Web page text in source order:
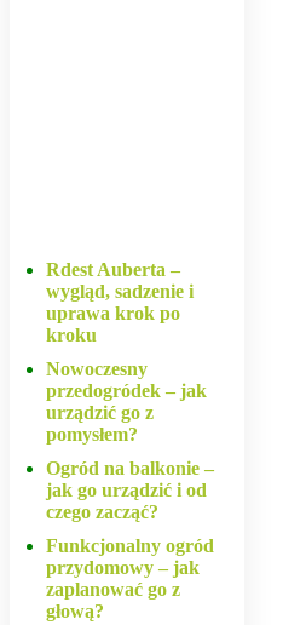
Rdest Auberta –
wygląd, sadzenie i
uprawa krok po
kroku
Nowoczesny
przedogródek – jak
urządzić go z
pomysłem?
Ogród na balkonie –
jak go urządzić i od
czego zacząć?
Funkcjonalny ogród
przydomowy – jak
zaplanować go z
głową?